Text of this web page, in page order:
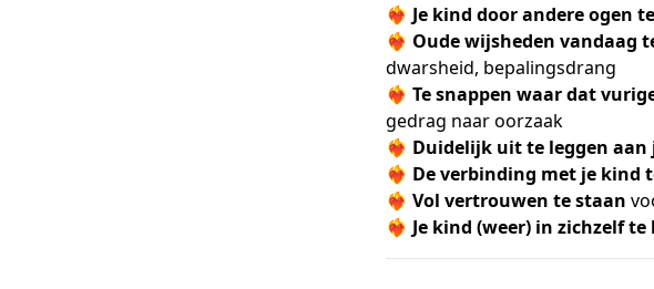
❤️‍🔥 Je kind door andere ogen
❤️‍🔥 Oude wijsheden vandaag
dwarsheid, bepalingsdrang
❤️‍🔥 Te snappen waar dat
gedrag naar oorzaak
❤️‍🔥 Duidelijk uit te leggen aan
❤️‍🔥 De verbinding met je kind
❤️‍🔥 Vol vertrouwen te staan
❤️‍🔥 Je kind (weer) in zichzelf